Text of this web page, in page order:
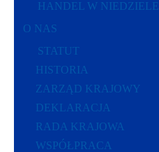
HANDEL W NIEDZIELE
O NAS
STATUT
HISTORIA
ZARZĄD KRAJOWY
DEKLARACJA
RADA KRAJOWA
WSPÓŁPRACA